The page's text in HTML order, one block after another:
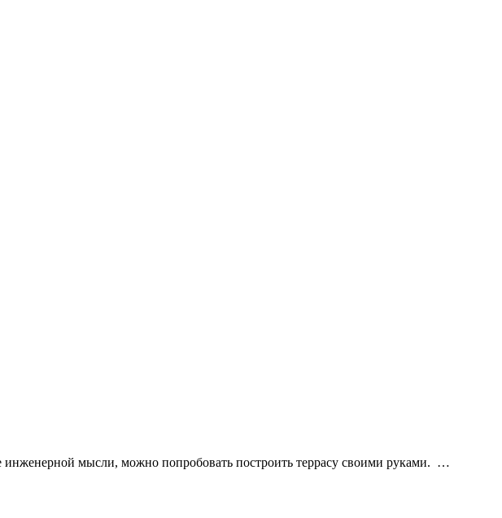
инженерной мысли, можно попробовать построить террасу своими руками. …